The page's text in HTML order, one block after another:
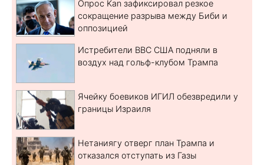
Опрос Kan зафиксировал резкое
сокращение разрыва между Биби и
оппозицией
Истребители ВВС США подняли в
воздух над гольф-клубом Трампа
Ячейку боевиков ИГИЛ обезвредили у
границы Израиля
Нетаниягу отверг план Трампа и
отказался отступать из Газы